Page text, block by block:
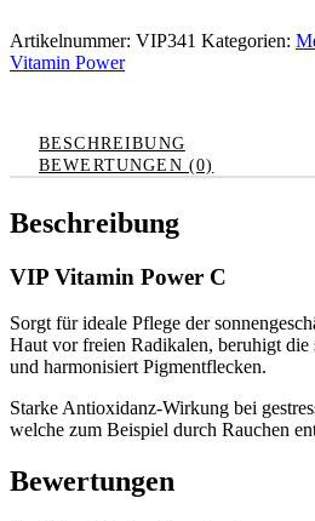
Menge
Artikelnummer: VIP341 Kategorien:
Vitamin Power
BESCHREIBUNG
BEWERTUNGEN (0)
Beschreibung
VIP Vitamin Power C
Sorgt für ideale Pflege der
Haut vor freien Radikalen, beruhigt die
und harmonisiert Pigmentflecken.
Starke Antioxidanz-Wirkung bei
welche zum Beispiel durch Rauchen
Bewertungen